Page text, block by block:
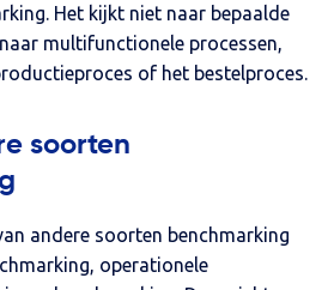
Het kijkt niet naar bepaalde
multifunctionele processen,
of het bestelproces.
andere soorten benchmarking
operationele